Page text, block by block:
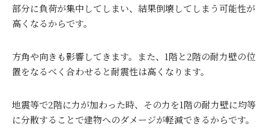
部分に負荷が集中してしまい、結果倒壊してしまう可能性が
高くなるからです。
方角や向きも影響してきます。また、 1階と2階の耐力壁の位
置をなるべく合わせると耐震性は高くなります。
地震等で2階に力が加わった時、その力を1階の耐力壁に均等
に分散することで建物へのダメージが軽減できるからです。